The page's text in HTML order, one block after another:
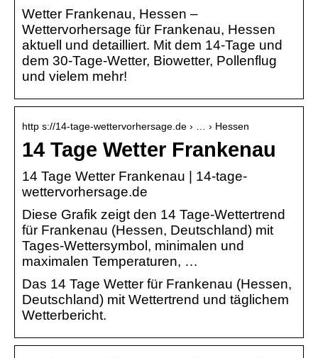
Wetter Frankenau, Hessen –
Wettervorhersage für Frankenau, Hessen
aktuell und detailliert. Mit dem 14-Tage und
dem 30-Tage-Wetter, Biowetter, Pollenflug
und vielem mehr!
http s://14-tage-wettervorhersage.de › … › Hessen
14 Tage Wetter Frankenau
14 Tage Wetter Frankenau | 14-tage-
wettervorhersage.de
Diese Grafik zeigt den 14 Tage-Wettertrend
für Frankenau (Hessen, Deutschland) mit
Tages-Wettersymbol, minimalen und
maximalen Temperaturen, …
Das 14 Tage Wetter für Frankenau (Hessen,
Deutschland) mit Wettertrend und täglichem
Wetterbericht.